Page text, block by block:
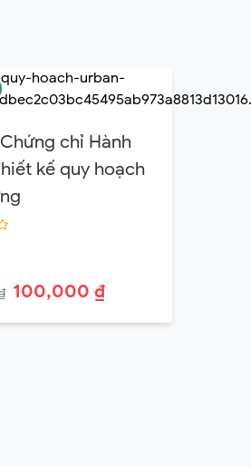
chỉ Hành
kế quy hoạch
100,000 ₫